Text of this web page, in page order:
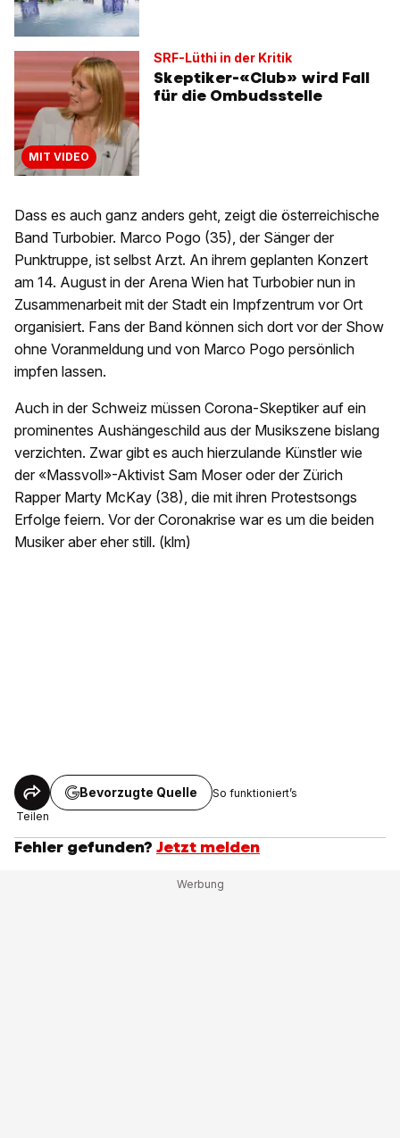
MIT VIDEO
SRF-Lüthi in der Kritik
Skeptiker-«Club» wird Fall
für die Ombudsstelle
Dass es auch ganz anders geht, zeigt die österreichische
Band Turbobier. Marco Pogo (35), der Sänger der
Punktruppe, ist selbst Arzt. An ihrem geplanten Konzert
am 14. August in der Arena Wien hat Turbobier nun in
Zusammenarbeit mit der Stadt ein Impfzentrum vor Ort
organisiert. Fans der Band können sich dort vor der Show
ohne Voranmeldung und von Marco Pogo persönlich
impfen lassen.
Auch in der Schweiz müssen Corona-Skeptiker auf ein
prominentes Aushängeschild aus der Musikszene bislang
verzichten. Zwar gibt es auch hierzulande Künstler wie
der «Massvoll»-Aktivist Sam Moser oder der Zürich
Rapper Marty McKay (38), die mit ihren Protestsongs
Erfolge feiern. Vor der Coronakrise war es um die beiden
Musiker aber eher still. (klm)
Teilen
Bevorzugte Quelle So funktioniert’s
Fehler gefunden? Jetzt melden